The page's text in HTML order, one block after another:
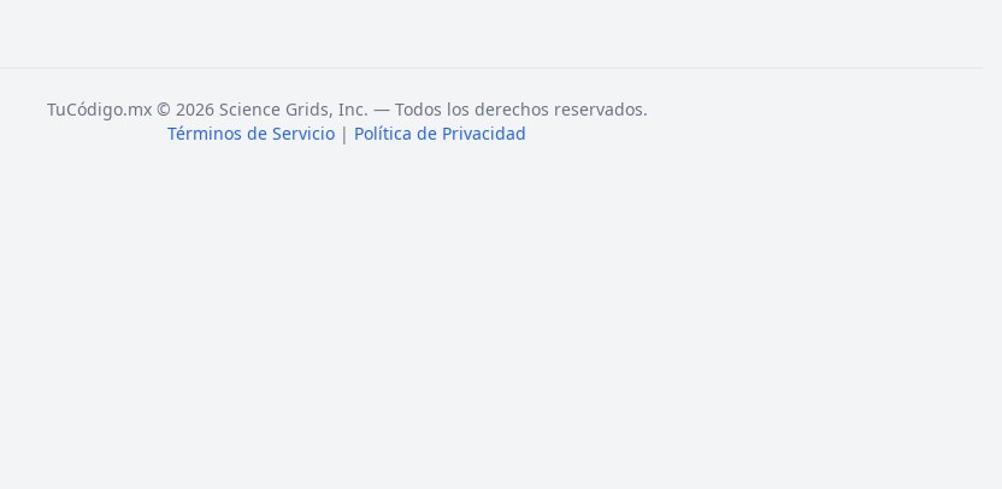
TuCódigo.mx © 2026 Science Grids, Inc. — Todos los derechos reservados.
Términos de Servicio | Política de Privacidad